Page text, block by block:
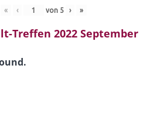
« ‹ von 5 › »
Treffen 2022 September